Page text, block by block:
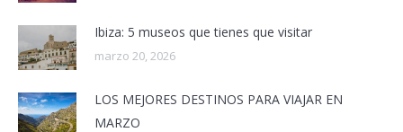
Ibiza: 5 museos que tienes que visitar
marzo 20, 2026
LOS MEJORES DESTINOS PARA VIAJAR EN
MARZO